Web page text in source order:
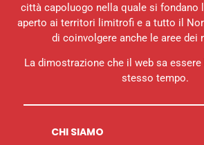
città capoluogo nella quale si fondano
aperto ai territori limitrofi e a tutto il
di coinvolgere anche le aree dei
La dimostrazione che il web sa
stesso tempo.
CHI SIAMO